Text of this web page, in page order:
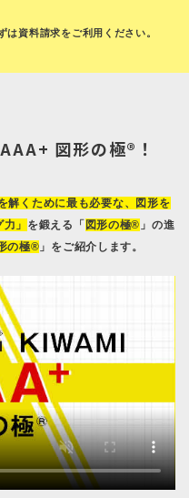
は資料請求をご利用ください。
図形の極®！
解くために最も必要な、図形を
」 を鍛える「 図形の極® 」の進
の極® 」をご紹介します。